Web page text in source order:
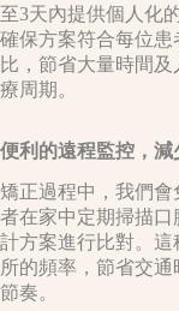
至3天內提供個人化
確保方案符合每位
比，節省大量時間
療周期。
便利的遠程監控，
矯正過程中，我們
者在家中定期掃描
計方案進行比對。
所的頻率，節省交
節奏。